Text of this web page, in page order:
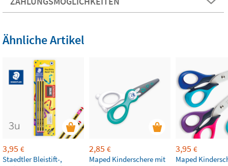
Ähnliche Artikel
3,95 €
Staedtler Bleistift-,
2,85 €
Maped Kinderschere mit
3,95 €
Maped